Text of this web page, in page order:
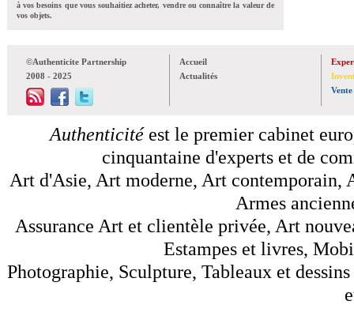
à vos besoins que vous souhaitiez acheter, vendre ou connaître la valeur de
vos objets.
©Authenticite Partnership
2008 - 2025
Accueil
Actualités
Vente
Authenticitéest le premier cabinet
cinquantaine d'experts et de
Art d'Asie, Art moderne, Art contemporain,
Armes
Assurance Art et clientèle privée, Art
Estampes et livres,
Photographie, Sculpture, Tableaux et